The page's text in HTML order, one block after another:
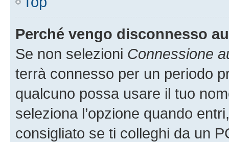
Perché vengo disconnesso
Se non selezioni Connessione
terrà connesso per un periodo
qualcuno possa usare il tuo
seleziona l’opzione quando
consigliato se ti colleghi da un